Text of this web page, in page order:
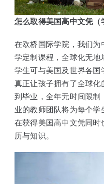
怎么取得美国高中文凭（
在欧桥国际学院，我们
学定制课程，全球化无
学生可与美国及世界各国
真正让孩子拥有了全球
到毕业，全年无时间限
业的教师团队将为每个
在获得美国高中文凭同
历与知识。